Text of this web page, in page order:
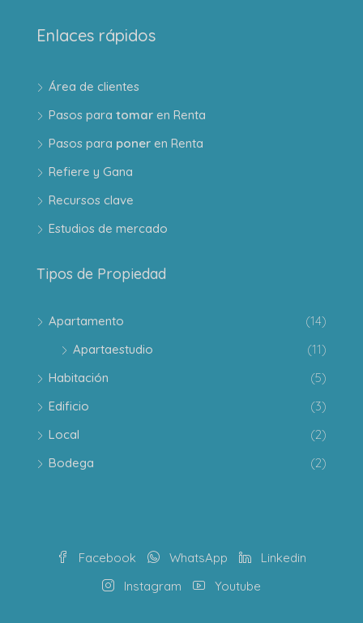
Enlaces rápidos
Área de clientes
Pasos para tomar en Renta
Pasos para poner en Renta
Refiere y Gana
Recursos clave
Estudios de mercado
Tipos de Propiedad
Apartamento
(14)
Apartaestudio
(11)
Habitación
(5)
Edificio
(3)
Local
(2)
Bodega
(2)
Facebook WhatsApp
Linkedin
Instagram
Youtube